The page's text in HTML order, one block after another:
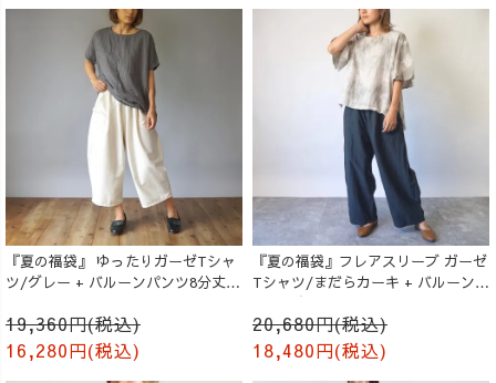
『夏の福袋』 ゆったりガーゼTシャ
ツ/グレー + バルーンパンツ8分丈/
19,360円(税込)
16,280円(税込)
『夏の福袋』フレアスリーブ ガーゼ
Tシャツ/まだらカーキ + バルーンパ
ンツ/ブラック
20,680円(税込)
18,480円(税込)